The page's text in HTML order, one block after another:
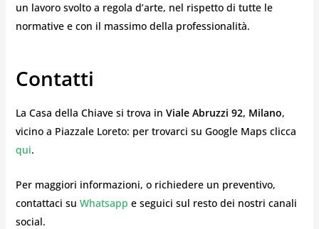
un lavoro svolto a regola d’arte, nel rispetto di tutte le
normative e con il massimo della professionalità.
Contatti
La Casa della Chiave si trova in Viale Abruzzi 92, Milano,
vicino a Piazzale Loreto: per trovarci su Google Maps clicca
qui.
Per maggiori informazioni, o richiedere un preventivo,
contattaci su Whatsapp e seguici sul resto dei nostri canali
social.